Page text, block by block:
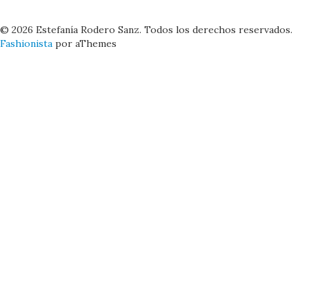
© 2026 Estefanía Rodero Sanz. Todos los derechos reservados.
Fashionista por aThemes